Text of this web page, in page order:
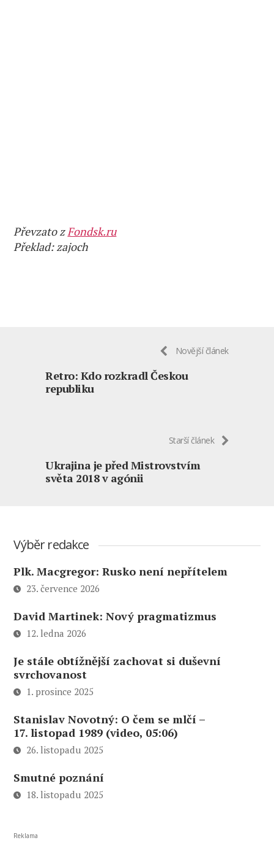
Převzato zFondsk.ru
Překlad: zajoch
Novější článek
Retro: Kdo rozkradl Českou
republiku
Starší článek
Ukrajina je před Mistrovstvím
světa 2018 v agónii
Výběr redakce
Plk. Macgregor: Rusko není nepřítelem
23. července 2026
David Martinek: Nový pragmatizmus
12. ledna 2026
Je stále obtížnější zachovat si duševní
svrchovanost
1. prosince 2025
Stanislav Novotný: O čem se mlčí –
17. listopad 1989 (video, 05:06)
26. listopadu 2025
Smutné poznání
18. listopadu 2025
Reklama